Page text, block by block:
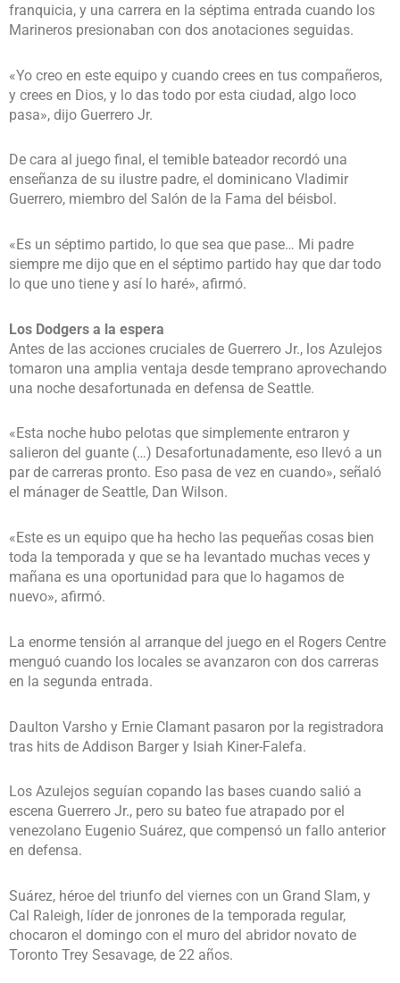
franquicia, y una carrera en la séptima entrada cuando los
Marineros presionaban con dos anotaciones seguidas.
«Yo creo en este equipo y cuando crees en tus compañeros,
y crees en Dios, y lo das todo por esta ciudad, algo loco
pasa», dijo Guerrero Jr.
De cara al juego final, el temible bateador recordó una
enseñanza de su ilustre padre, el dominicano Vladimir
Guerrero, miembro del Salón de la Fama del béisbol.
«Es un séptimo partido, lo que sea que pase… Mi padre
siempre me dijo que en el séptimo partido hay que dar todo
lo que uno tiene y así lo haré», afirmó.
Los Dodgers a la espera
Antes de las acciones cruciales de Guerrero Jr., los Azulejos
tomaron una amplia ventaja desde temprano aprovechando
una noche desafortunada en defensa de Seattle.
«Esta noche hubo pelotas que simplemente entraron y
salieron del guante (…) Desafortunadamente, eso llevó a un
par de carreras pronto. Eso pasa de vez en cuando», señaló
el mánager de Seattle, Dan Wilson.
«Este es un equipo que ha hecho las pequeñas cosas bien
toda la temporada y que se ha levantado muchas veces y
mañana es una oportunidad para que lo hagamos de
nuevo», afirmó.
La enorme tensión al arranque del juego en el Rogers Centre
menguó cuando los locales se avanzaron con dos carreras
en la segunda entrada.
Daulton Varsho y Ernie Clamant pasaron por la registradora
tras hits de Addison Barger y Isiah Kiner-Falefa.
Los Azulejos seguían copando las bases cuando salió a
escena Guerrero Jr., pero su bateo fue atrapado por el
venezolano Eugenio Suárez, que compensó un fallo anterior
en defensa.
Suárez, héroe del triunfo del viernes con un Grand Slam, y
Cal Raleigh, líder de jonrones de la temporada regular,
chocaron el domingo con el muro del abridor novato de
Toronto Trey Sesavage, de 22 años.